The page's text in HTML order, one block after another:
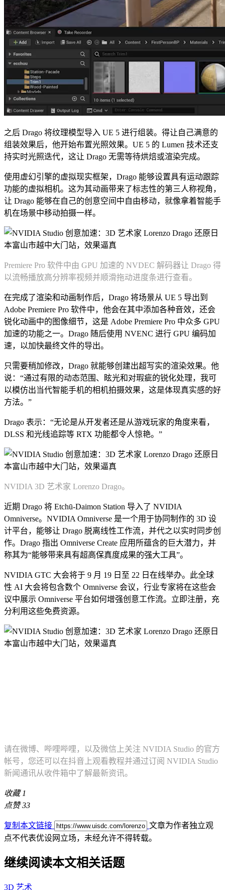
之后 Drago 将纹理模型导入 UE 5 进行组装。得让自己满意的
组装效果后，他开始布置光照效果。UE 5 的 Lumen 技术还支
持实时光照迭代，这让 Drago 无需等待烘焙或渲染完成。
使用虚幻引擎的虚拟现实框架，Drago 能够设置具有运动跟踪
功能的虚拟相机。这为其动画带来了标志性的第三人称视角，
让 Drago 能够在自己的创意空间中自由移动，就像拿着智能手
机在场景中移动拍摄一样。
Premiere Pro 软件中由 GPU 加速的 NVDEC 解码器让 Drago 得
以流畅播放高分辨率视频并顺滑拖动进度条进行查看。
在完成了渲染和动画制作后，Drago 将场景从 UE 5 导出到
Adobe Premiere Pro 软件中，他会在其中添加各种音效，还会
锐化动画中的图像细节，这是 Adobe Premiere Pro 中众多 GPU
加速的功能之一。Drago 随后使用 NVENC 进行 GPU 编码加
速，以加快最终文件的导出。
只需要稍加修改，Drago 就能够创建出超写实的渲染效果。他
说：“通过有限的动态范围、眩光和对瑕疵的锐化处理，我可
以模仿出当代智能手机的相机拍摄效果，这是体现真实感的好
方法。”
Drago 表示：“无论是从开发者还是从游戏玩家的角度来看，
DLSS 和光线追踪等 RTX 功能都令人惊艳。”
NVIDIA 3D 艺术家 Lorenzo Drago。
近期 Drago 将 Etchū-Daimon Station 导入了 NVIDIA
Omniverse。NVIDIA Omniverse 是一个用于协同制作的 3D 设
计平台，能够让 Drago 脱离线性工作流，并代之以实时同步创
作。Drago 指出 Omniverse Create 应用所蕴含的巨大潜力，并
称其为“能够带来具有超高保真度成果的强大工具”。
NVIDIA GTC 大会将于 9 月 19 日至 22 日在线举办。此全球
性 AI 大会将包含数个 Omniverse 会议，行业专家将在这些会
议中展示 Omniverse 平台如何增强创意工作流。立即注册，充
分利用这些免费资源。
请在微博、哔哩哔哩，以及微信上关注 NVIDIA Studio 的官方
帐号，您还可以在抖音上观看教程并通过订阅 NVIDIA Studio
新闻通讯从收件箱中了解最新资讯。
收藏 1
点赞 33
复制本文链接
文章为作者独立观
点不代表优设网立场， 未经允许不得转载。
继续阅读本文相关话题
3D 艺术